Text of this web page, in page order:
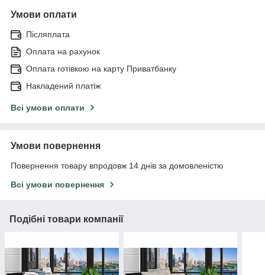
Умови оплати
Післяплата
Оплата на рахунок
Оплата готівкою на карту Приватбанку
Накладений платіж
Всі умови оплати
Умови повернення
Повернення товару впродовж 14 днів за домовленістю
Всі умови повернення
Подібні товари компанії